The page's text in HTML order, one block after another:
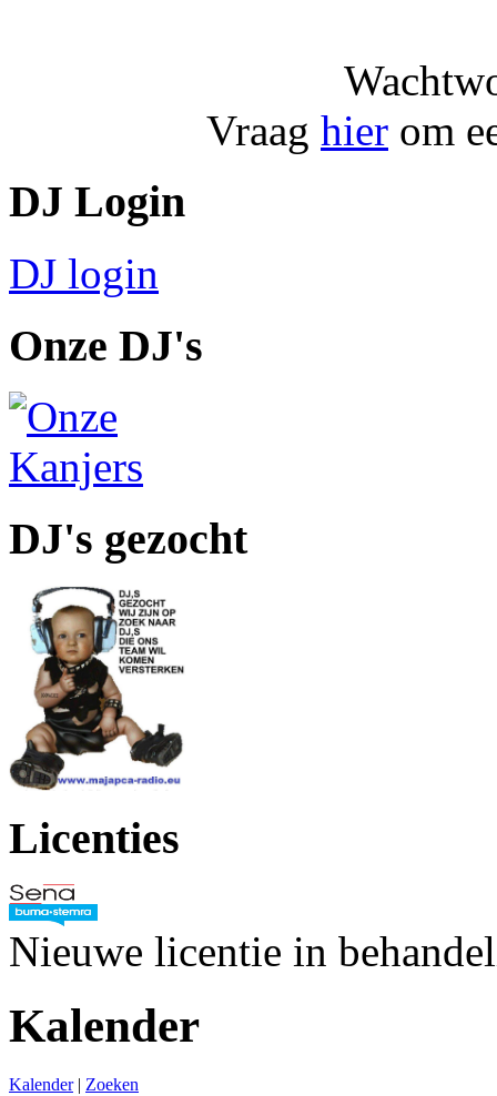
Vraag hier om
DJ Login
DJ login
Onze DJ's
DJ's gezocht
Licenties
Nieuwe licentie in
Kalender
Kalender | Zoeken